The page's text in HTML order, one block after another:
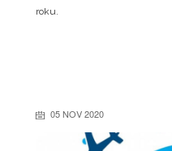
roku.
05 NOV 2020